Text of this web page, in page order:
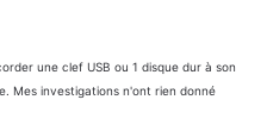
une clef USB ou 1 disque dur à son
Mes investigations n'ont rien donné